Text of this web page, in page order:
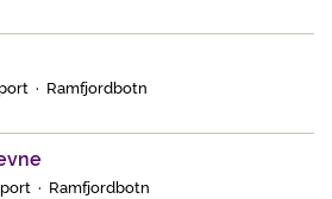
· Ramfjordbotn
· Ramfjordbotn